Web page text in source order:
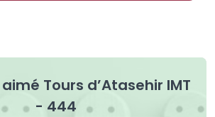
Tours d’Atasehir IMT
- 444